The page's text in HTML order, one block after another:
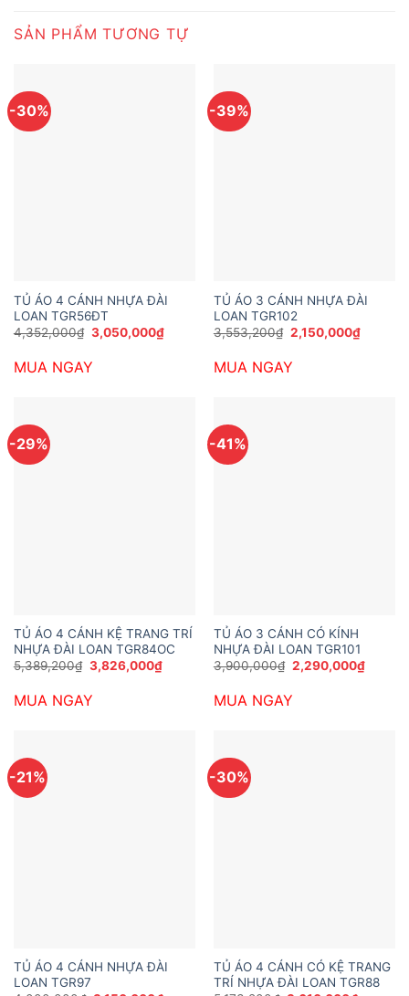
SẢN PHẨM TƯƠNG TỰ
-30%
TỦ ÁO 4 CÁNH NHỰA ĐÀI
LOAN TGR56ĐT
4,352,000₫ Giá
gốc
4,352,000₫.
3,050,000₫Giá
hiện
MUA NGAY
-39%
TỦ ÁO 3 CÁNH NHỰA ĐÀI
LOAN TGR102
3,553,200₫ Giá
gốc
3,553,200₫.
2,150,000₫Giá
hiện
MUA NGAY
-29%
TỦ ÁO 4 CÁNH KỆ TRANG TRÍ
NHỰA ĐÀI LOAN TGR84OC
5,389,200₫ Giá
gốc
5,389,200₫.
3,826,000₫Giá
hiện
MUA NGAY
-41%
TỦ ÁO 3 CÁNH CÓ KÍNH
NHỰA ĐÀI LOAN TGR101
3,900,000₫ Giá
gốc
3,900,000₫.
2,290,000₫Giá
hiện
MUA NGAY
-21%
TỦ ÁO 4 CÁNH NHỰA ĐÀI
LOAN TGR97
-30%
TỦ ÁO 4 CÁNH CÓ KỆ TRANG
TRÍ NHỰA ĐÀI LOAN TGR88